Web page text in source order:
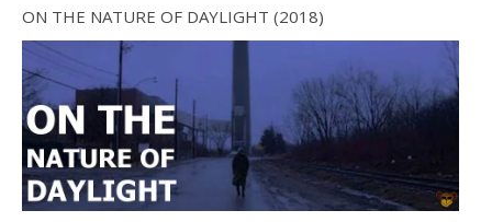
ON THE NATURE OF DAYLIGHT (2018)